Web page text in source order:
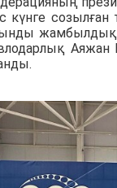
күнге
жамбылдық
Аяжан